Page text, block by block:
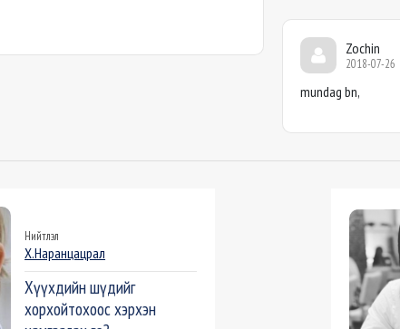
Zochin
2018-07-26
mundag bn,
Нийтлэл
Х.Наранцацрал
Хүүхдийн шүдийг
хорхойтохоос хэрхэн